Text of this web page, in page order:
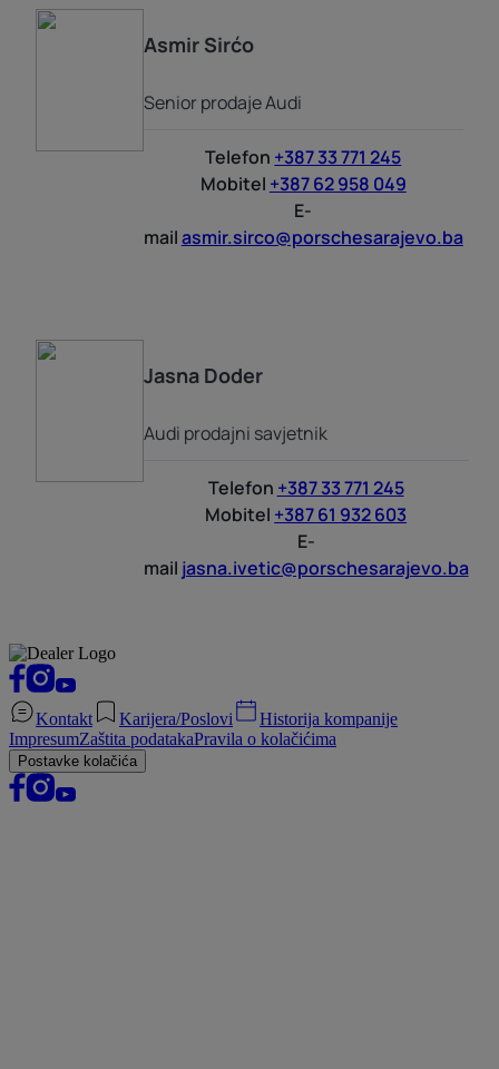
Asmir Sirćo
Senior prodaje Audi
Telefon +387 33 771 245
Mobitel +387 62 958 049
E-
mailasmir.sirco@porschesarajevo.ba
Jasna Doder
Audi prodajni savjetnik
Telefon +387 33 771 245
Mobitel +387 61 932 603
E-
mail jasna.ivetic@porschesarajevo.ba
Kontakt Karijera/Poslovi
Historija kompanije
ImpresumZaštita podatakaPravila o kolačićima
Postavke kolačića